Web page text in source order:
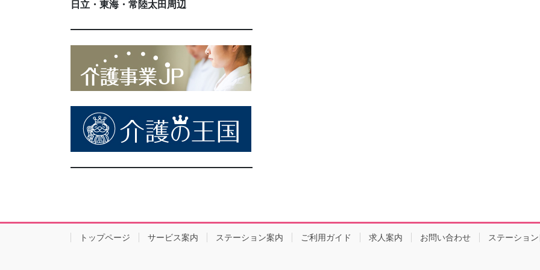
日立・東海・常陸太田周辺
トップページ サービス案内 ステーション案内 ご利用ガイド 求人案内 お問い合わせ ステーショ